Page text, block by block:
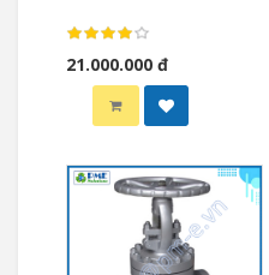
21.000.000 đ